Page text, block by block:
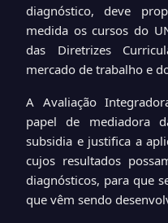
diagnóstico, deve
medida os cursos do
das Diretrizes
mercado de trabalho e
A Avaliação
papel de mediadora
subsidia e justifica a
cujos resultados
diagnósticos, para que
que vêm sendo